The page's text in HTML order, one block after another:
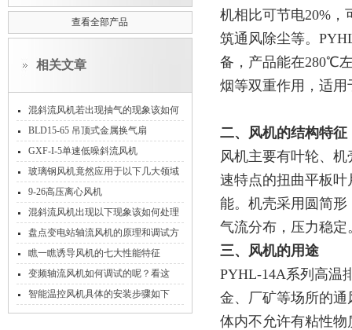
查看全部产品
相关文章
混斜流风机若出现抽气的现象该如何
处理
BLD15-65 吊顶式金属换气扇
GXF-I-5单速低噪斜流风机
玻璃钢风机竟然应用于以下几大领域
9-26高压离心风机
混斜流风机出现以下现象该如何处理
盘点变电站轴流风机的原理和调试方
法
瞧一瞧诱导风机的七大性能特征
变频轴流风机如何调试的呢？看这
里！
智能温控风机具体的安装步骤如下
机相比可节电20%，
筑通风除尘等。
备，产品能在280℃
烟等双重作用，适
二、风机的结构特征
风机主要有叶轮、
速特点的扭曲平板
能。机壳采用圆简
气流分布，压力稳
三、风机的用途
PYHL-14A系列高温
金、厂矿等场所的
体内不允许有粘性物